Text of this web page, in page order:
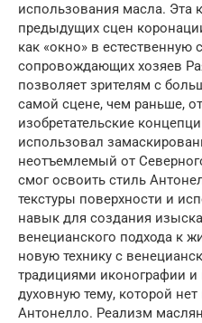
использования масла. Эта
предыдущих сцен
как «окно» в
сопровождающих хозяев
позволяет зрителям с
самой сцене, чем раньше,
изобретательские
использовал
неотъемлемый от
смог освоить стиль
текстуры поверхности и
навык для создания
венецианского подхода к
новую технику с
традициями иконографии и
духовную тему, которой
Антонелло. Реализм